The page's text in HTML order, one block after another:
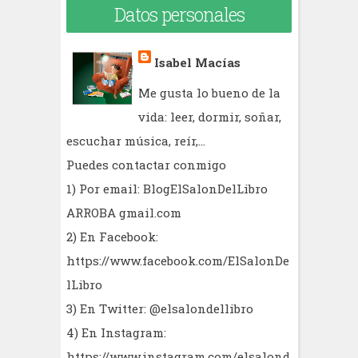
Datos personales
Isabel Macías
Me gusta lo bueno de la
vida: leer, dormir, soñar,
escuchar música, reír,...
Puedes contactar conmigo
1) Por email: BlogElSalonDelLibro
ARROBA gmail.com
2) En Facebook:
https://www.facebook.com/ElSalonDe
lLibro
3) En Twitter: @elsalondellibro
4) En Instagram: